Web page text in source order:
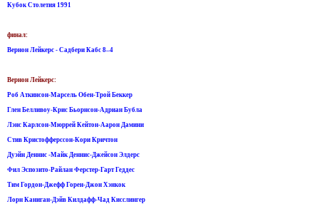
Кубок Столетия 1991
финал:
Вернон Лейкерс - Садбери Кабс 8–4
Вернон Лейкерс:
Роб Аткинсон-Марсель Обен-Трой Беккер
Глен Белливоу-Крис Бьорнсон-Адриан Бубла
Лэнс Карлсон-Мюррей Кейтон-Аарон Дамини
Стив Кристофферссон-Кори Кричтон
Дуэйн Деннис -Майк Деннис-Джейсон Элдерс
Фил Эспозито-Райлан Ферстер-Гарт Геддес
Тим Гордон-Джефф Горен-Джон Хэнкок
Лорн Каниган-Дэйв Килдафф-Чад Кисслингер